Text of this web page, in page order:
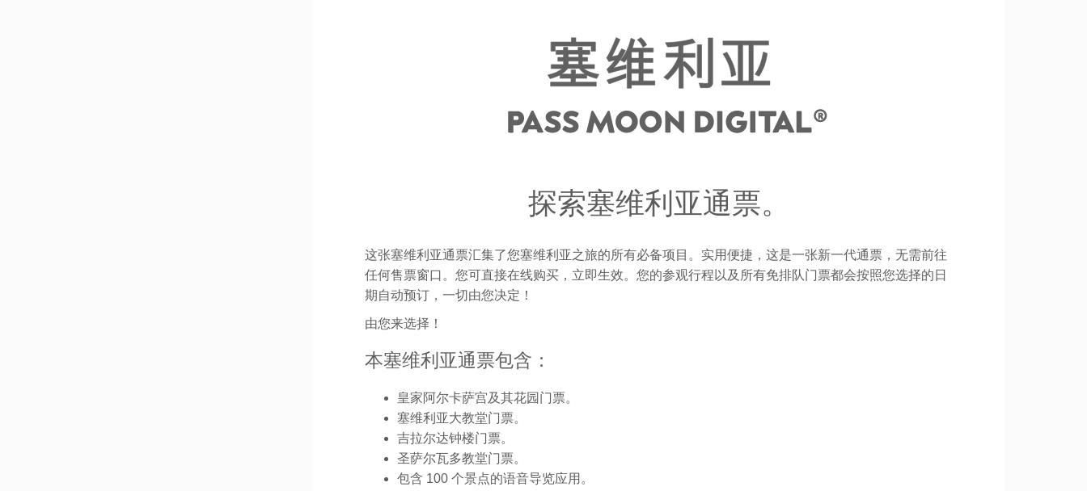
探索塞维利亚通票。
这张塞维利亚通票汇集了您塞维利亚之旅的所有必备项目。 实用便捷，这是一张新一代通票，无需前往
任何售票窗口。您可直接在线购买，立即生效。您的参观行程以及所有免排队门票都会按照您选择的日
期自动预订，一切由您决定！
由您来选择！
本塞维利亚通票包含：
皇家阿尔卡萨宫及其花园门票。
塞维利亚大教堂门票。
吉拉尔达钟楼门票。
圣萨尔瓦多教堂门票。
包含 100 个景点的语音导览应用。